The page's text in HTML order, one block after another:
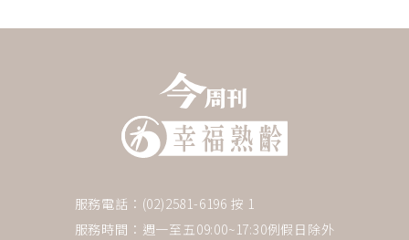
服務電話：(02)2581-6196 按 1
服務時間：週一至五09:00~17:30例假日除外